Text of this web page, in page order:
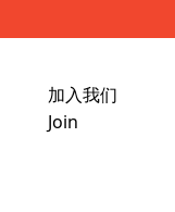
加入我们
Join